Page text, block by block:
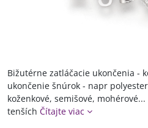
Bižutérne zatláčacie ukončenia -
ukončenie šnúrok - napr
koženkové, semišové,
tenších Čítajte viac